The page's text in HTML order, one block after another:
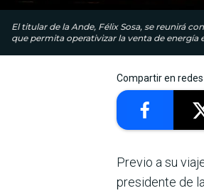
El titular de la Ande, Félix Sosa, se reunirá
que permita operativizar la venta de
Compartir en redes
Previo a su
presidente de